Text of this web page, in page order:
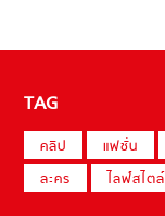
TAG
คลิป แฟชั่น
ละคร
ไลฟ์สไตล์